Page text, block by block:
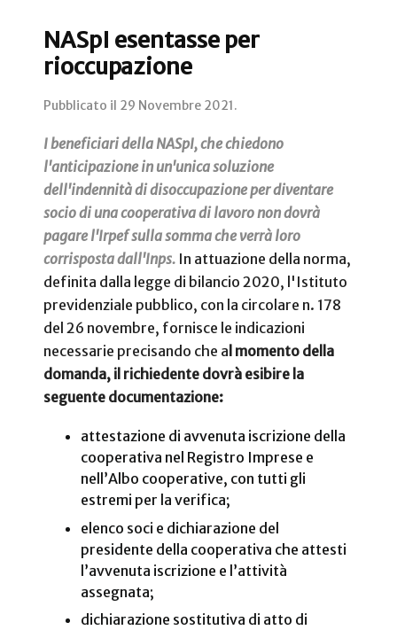
NASpI esentasse per
rioccupazione
Pubblicato il 29 Novembre 2021.
I beneficiari della NASpI, che chiedono
l'anticipazione in un'unica soluzione
dell'indennità di disoccupazione per diventare
socio di una cooperativa di lavoro non dovrà
pagare l'Irpef sulla somma che verrà loro
corrisposta dall'Inps. In attuazione della norma,
definita dalla legge di bilancio 2020, l'Istituto
previdenziale pubblico, con la circolare n. 178
del 26 novembre, fornisce le indicazioni
necessarie precisando che a l momento della
domanda, il richiedente dovrà esibire la
seguente documentazione:
attestazione di avvenuta iscrizione della
cooperativa nel Registro Imprese e
nell’Albo cooperative, con tutti gli
estremi per la verifica;
elenco soci e dichiarazione del
presidente della cooperativa che attesti
l’avvenuta iscrizione e l’attività
assegnata;
dichiarazione sostitutiva di atto di